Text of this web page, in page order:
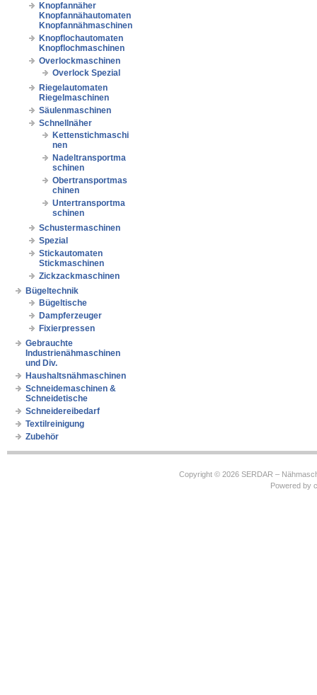
Knopfannäher
Knopfannähautomaten
Knopfannähmaschinen
Knopflochautomaten
Knopflochmaschinen
Overlockmaschinen
Overlock Spezial
Riegelautomaten
Riegelmaschinen
Säulenmaschinen
Schnellnäher
Kettenstichmaschi
nen
Nadeltransportma
schinen
Obertransportmas
chinen
Untertransportma
schinen
Schustermaschinen
Spezial
Stickautomaten
Stickmaschinen
Zickzackmaschinen
Bügeltechnik
Bügeltische
Dampferzeuger
Fixierpressen
Gebrauchte
Industrienähmaschinen
und Div.
Haushaltsnähmaschinen
Schneidemaschinen &
Schneidetische
Schneidereibedarf
Textilreinigung
Zubehör
Copyright © 2026 SERDAR –
Powered by